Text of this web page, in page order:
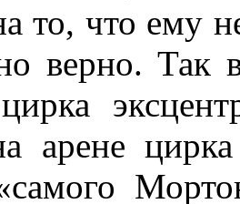
то, что ему
верно. Так
аре­не